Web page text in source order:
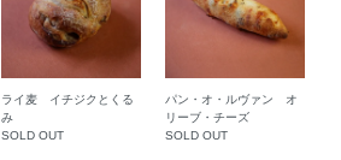
ライ麦 イチジクとくる
み
SOLD OUT
パン・オ・ルヴァン オ
リーブ・チーズ
SOLD OUT